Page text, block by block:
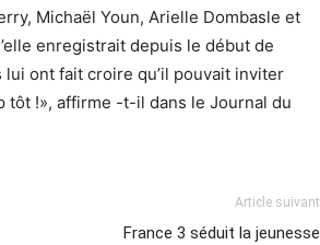
Michaël Youn, Arielle Dombasle et
enregistrait depuis le début de
ont fait croire qu’il pouvait inviter
tôt !», affirme -t-il dans le Journal du
Article suivant
France 3 séduit la jeunesse